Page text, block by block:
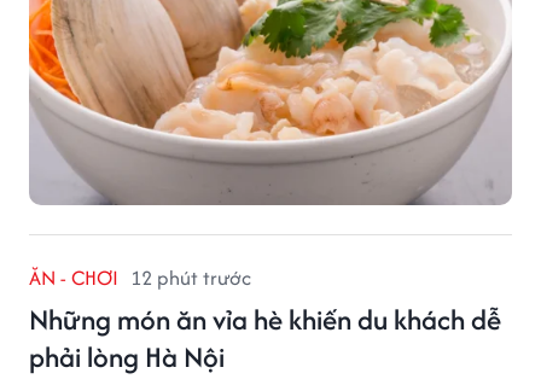
ĂN - CHƠI 12 phút trước
Những món ăn vỉa hè khiến du khách dễ
phải lòng Hà Nội